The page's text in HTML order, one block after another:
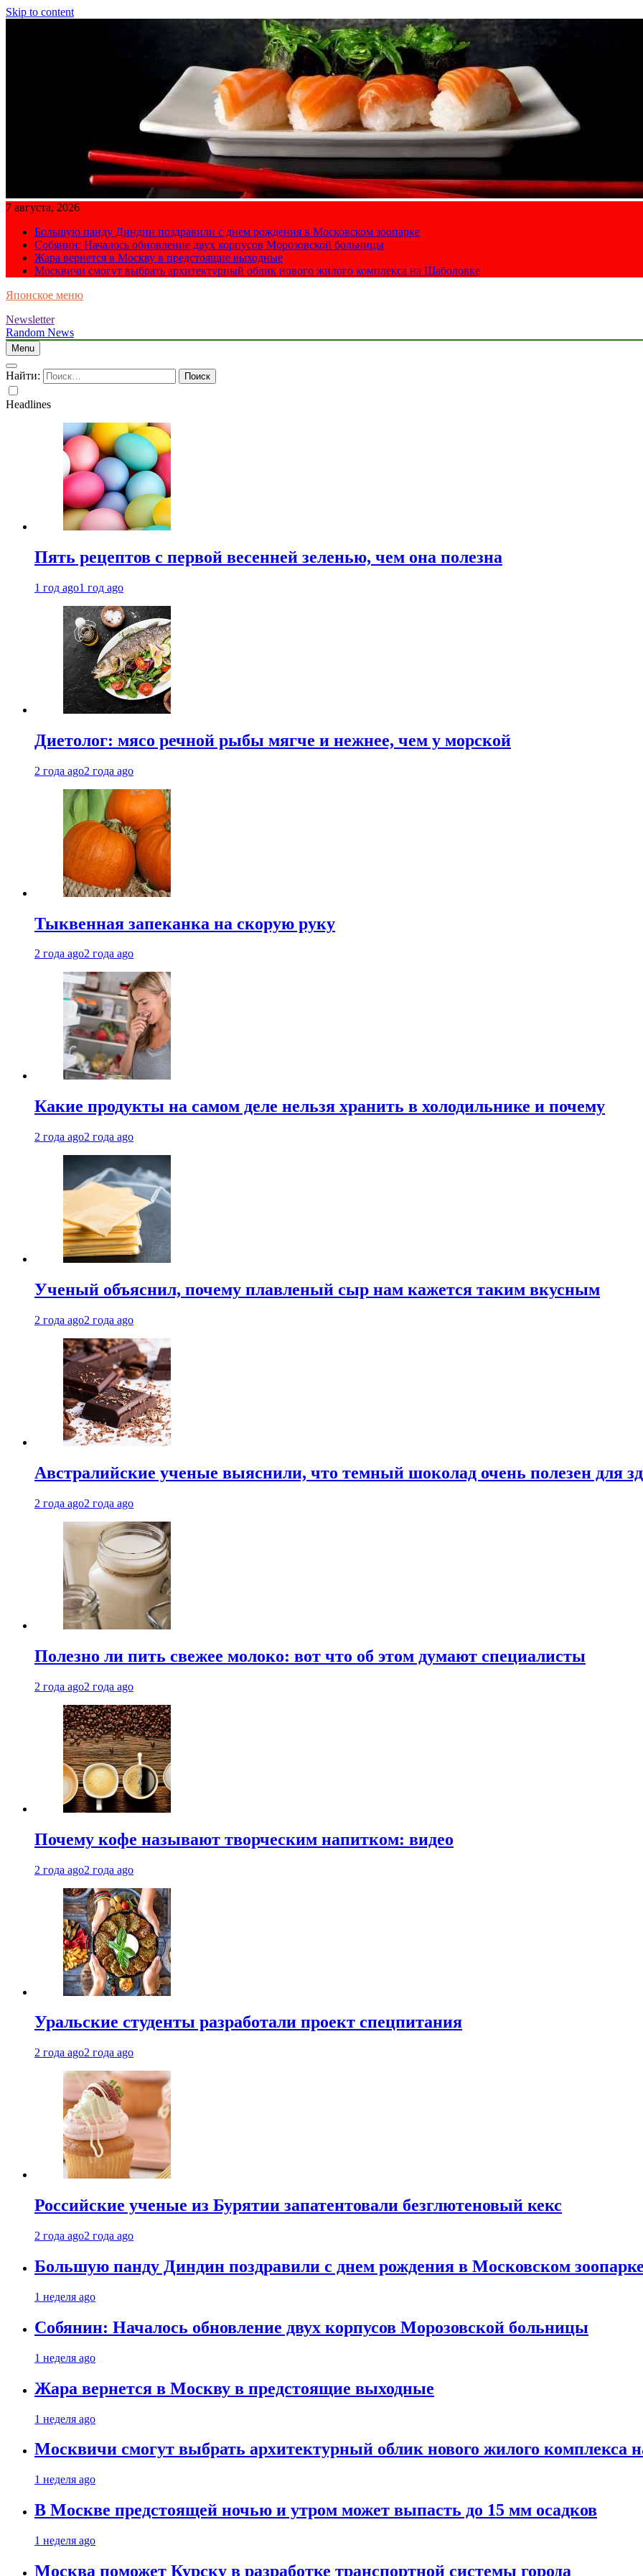
Skip to content
7 августа, 2026
Большую панду Диндин поздравили с днем рождения в Московском зоопарке
Собянин: Началось обновление двух корпусов Морозовской больницы
Жара вернется в Москву в предстоящие выходные
Москвичи смогут выбрать архитектурный облик нового жилого комплекса на Шаболовке
Японское меню
Newsletter
Random News
Menu
Найти:
Headlines
Пять рецептов с первой весенней зеленью, чем она полезна
1 год ago1 год ago
Диетолог: мясо речной рыбы мягче и нежнее, чем у морской
2 года ago2 года ago
Тыквенная запеканка на скорую руку
2 года ago2 года ago
Какие продукты на самом деле нельзя хранить в холодильнике и почему
2 года ago2 года ago
Ученый объяснил, почему плавленый сыр нам кажется таким вкусным
2 года ago2 года ago
Австралийские ученые выяснили, что темный шоколад очень полезен для
2 года ago2 года ago
Полезно ли пить свежее молоко: вот что об этом думают специалисты
2 года ago2 года ago
Почему кофе называют творческим напитком: видео
2 года ago2 года ago
Уральские студенты разработали проект спецпитания
2 года ago2 года ago
Российские ученые из Бурятии запатентовали безглютеновый кекс
2 года ago2 года ago
Большую панду Диндин поздравили с днем рождения в Московском зоопарке
1 неделя ago
Собянин: Началось обновление двух корпусов Морозовской больницы
1 неделя ago
Жара вернется в Москву в предстоящие выходные
1 неделя ago
Москвичи смогут выбрать архитектурный облик нового жилого комплекса
1 неделя ago
В Москве предстоящей ночью и утром может выпасть до 15 мм осадков
1 неделя ago
Москва поможет Курску в разработке транспортной системы города